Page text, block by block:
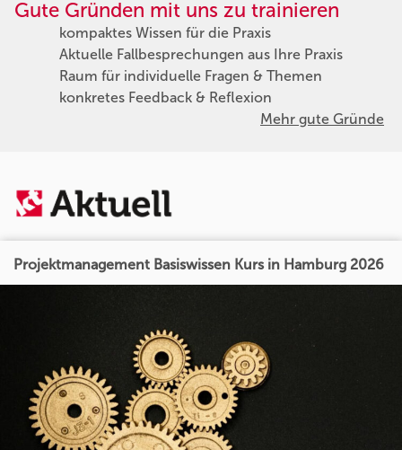
Gute Gründen mit uns zu trainieren
kompaktes Wissen für die Praxis
Aktuelle Fallbesprechungen aus Ihre Praxis
Raum für individuelle Fragen & Themen
konkretes Feedback & Reflexion
Mehr gute Gründe
Projektmanagement Basiswissen Kurs in Hamburg 2026